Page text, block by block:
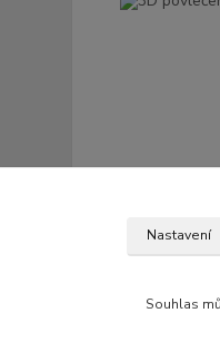
Nastavení
Souhlas